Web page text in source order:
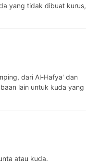
yang tidak dibuat kurus,
lain untuk kuda yang
atau kuda.